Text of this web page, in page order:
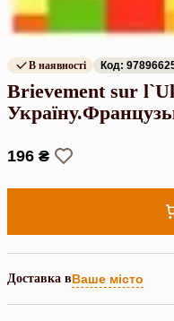
В наявності Код:
Brievement sur
196 ₴
Доставка вВаше місто